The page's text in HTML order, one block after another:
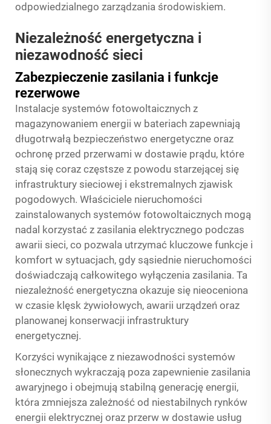
odpowiedzialnego zarządzania środowiskiem.
Niezależność energetyczna i
niezawodność sieci
Zabezpieczenie zasilania i funkcje
rezerwowe
Instalacje systemów fotowoltaicznych z
magazynowaniem energii w bateriach zapewniają
długotrwałą bezpieczeństwo energetyczne oraz
ochronę przed przerwami w dostawie prądu, które
stają się coraz częstsze z powodu starzejącej się
infrastruktury sieciowej i ekstremalnych zjawisk
pogodowych. Właściciele nieruchomości
zainstalowanych systemów fotowoltaicznych mogą
nadal korzystać z zasilania elektrycznego podczas
awarii sieci, co pozwala utrzymać kluczowe funkcje i
komfort w sytuacjach, gdy sąsiednie nieruchomości
doświadczają całkowitego wyłączenia zasilania. Ta
niezależność energetyczna okazuje się nieoceniona
w czasie klęsk żywiołowych, awarii urządzeń oraz
planowanej konserwacji infrastruktury
energetycznej.
Korzyści wynikające z niezawodności systemów
słonecznych wykraczają poza zapewnienie zasilania
awaryjnego i obejmują stabilną generację energii,
która zmniejsza zależność od niestabilnych rynków
energii elektrycznej oraz przerw w dostawie usług